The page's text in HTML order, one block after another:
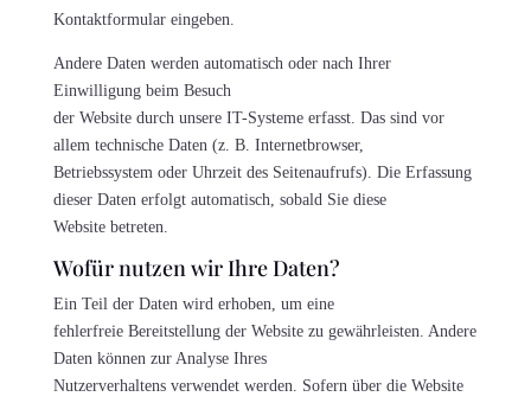
Kontaktformular eingeben.
Andere Daten werden automatisch oder nach Ihrer
Einwilligung beim Besuch
der Website durch unsere IT-Systeme erfasst. Das sind vor
allem technische Daten (z. B. Internetbrowser,
Betriebssystem oder Uhrzeit des Seitenaufrufs). Die Erfassung
dieser Daten erfolgt automatisch, sobald Sie diese
Website betreten.
Wofür nutzen wir Ihre Daten?
Ein Teil der Daten wird erhoben, um eine
fehlerfreie Bereitstellung der Website zu gewährleisten. Andere
Daten können zur Analyse Ihres
Nutzerverhaltens verwendet werden. Sofern über die Website